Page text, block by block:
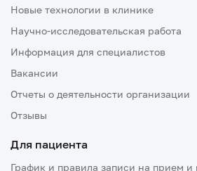
Новые технологии в клинике
Научно-исследовательская работа
Информация для специалистов
Вакансии
Отчеты о деятельности организации
Отзывы
Для пациента
График и правила записи на прием